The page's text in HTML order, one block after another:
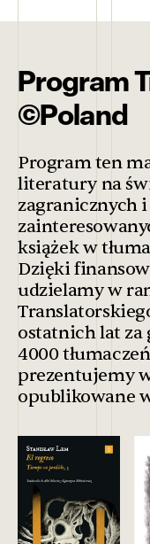
Program
©Poland
Program ten
literatury na
zagranicznych
książek w
Dzięki
udzielamy w
ostatnich lat za
4000
prezentujemy
opublikowane